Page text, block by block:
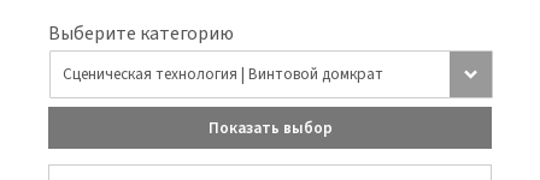
Выберите категорию
Показать выбор